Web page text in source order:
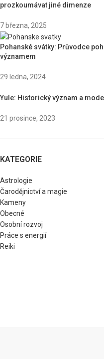
prozkoumávat jiné dimenze
7 března, 2025
Pohanské svátky: Průvodce
významem
29 ledna, 2024
Yule: Historický význam a
21 prosince, 2023
KATEGORIE
Astrologie
Čarodějnictví a magie
Kameny
Obecné
Osobní rozvoj
Práce s energií
Reiki